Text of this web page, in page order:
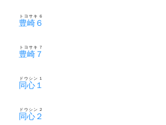
豊崎６
トヨサキ６
豊崎７
トヨサキ７
同心１
ドウシン１
同心２
ドウシン２